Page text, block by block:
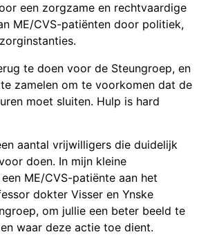
een zorgzame en rechtvaardige
ME/CVS-patiënten door politiek,
te doen voor de Steungroep, en
zamelen om te voorkomen dat de
moet sluiten. Hulp is hard
aantal vrijwilligers die duidelijk
doen. In mijn kleine
ME/CVS-patiënte aan het
dokter Visser en Ynske
om jullie een beter beeld te
waar deze actie toe dient.